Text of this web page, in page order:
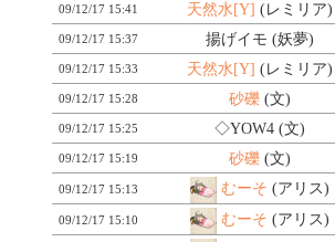
09/12/17 15:41 天然水[Y] (レミリア)
09/12/17 15:37 揚げイモ (妖夢)
09/12/17 15:33 天然水[Y] (レミリア)
09/12/17 15:28 砂礫 (文)
09/12/17 15:25 ◇YOW4 (文)
09/12/17 15:19 砂礫 (文)
09/12/17 15:13 むーそ (アリス)
09/12/17 15:10 むーそ (アリス)